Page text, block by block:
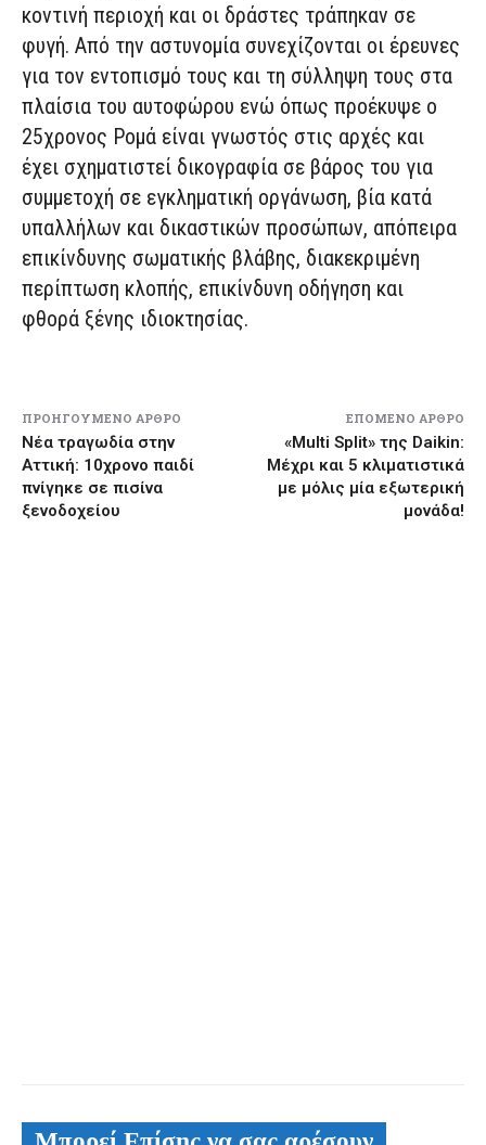
κοντινή περιοχή και οι δράστες τράπηκαν σε
φυγή. Από την αστυνομία συνεχίζονται οι έρευνες
για τον εντοπισμό τους και τη σύλληψη τους στα
πλαίσια του αυτοφώρου ενώ όπως προέκυψε ο
25χρονος Ρομά είναι γνωστός στις αρχές και
έχει σχηματιστεί δικογραφία σε βάρος του για
συμμετοχή σε εγκληματική οργάνωση, βία κατά
υπαλλήλων και δικαστικών προσώπων, απόπειρα
επικίνδυνης σωματικής βλάβης, διακεκριμένη
περίπτωση κλοπής, επικίνδυνη οδήγηση και
φθορά ξένης ιδιοκτησίας.
ΠΡΟΗΓΟΎΜΕΝΟ ΆΡΘΡΟ
Νέα τραγωδία στην
Αττική: 10χρονο παιδί
πνίγηκε σε πισίνα
ξενοδοχείου
ΕΠΌΜΕΝΟ ΆΡΘΡΟ
«Multi Split» της Daikin:
Μέχρι και 5 κλιματιστικά
με μόλις μία εξωτερική
μονάδα!